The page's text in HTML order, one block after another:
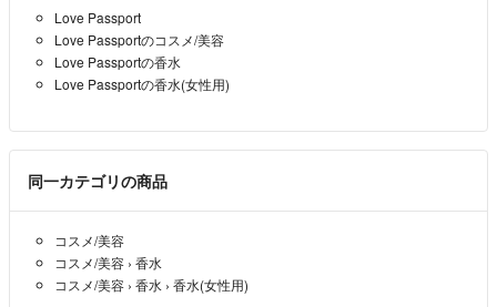
そちらの金額でお願いします(⸝ᵕᴗᵕ⸝⸝)
あーや- 8年以上前
600円でどうですか？
いきなりこんなお願い大変申し訳ないのですが値下げして頂く事は可
能でしょうか？
Love Passport
Love Passportのコスメ/美容
Love Passportの香水
Love Passportの香水(女性用)
同一カテゴリの商品
コスメ/美容
コスメ/美容 › 香水
コスメ/美容 › 香水 › 香水(女性用)